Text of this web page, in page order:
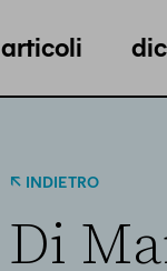
articoli
INDIETRO
Di